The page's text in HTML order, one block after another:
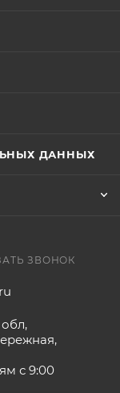
ДАННЫХ
ЗВОНОК
с 9:00